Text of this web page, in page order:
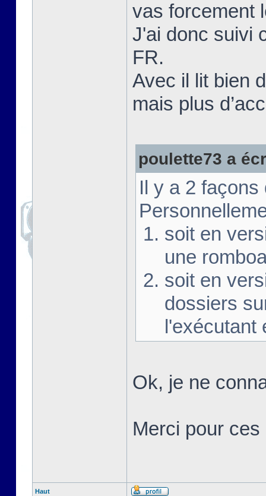
vas forcement
J'ai donc suivi
FR.
Avec il lit bien
mais plus
poulette73 a
Il y a 2
soit en
une
soit en
dossiers
l'exécutant
Ok, je ne
Merci pour ces
Haut